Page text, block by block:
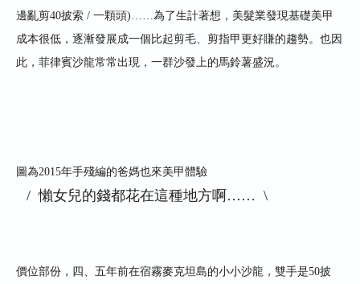
邊亂剪40披索 / 一顆頭)……為了生計著想，美髮業發現基礎美甲
成本很低，逐漸發展成一個比起剪毛、剪指甲更好賺的趨勢。也因
此，菲律賓沙龍常常出現，一群沙發上的馬鈴薯盛況。
圖為2015年手殘編的爸媽也來美甲體驗
/ 懶女兒的錢都花在這種地方啊 …… \
價位部份，四、五年前在宿霧麥克坦島的小小沙龍，雙手是50披